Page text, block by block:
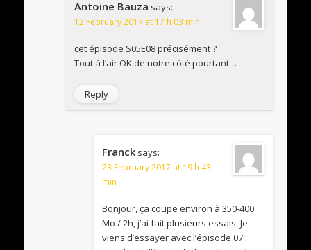
Antoine Bauza says:
12 February 2017 at 17 h 03 min
cet épisode S05E08 précisément ?
Tout à l’air OK de notre côté pourtant…
Reply
Franck says:
23 February 2017 at 19 h 43
min
Bonjour, ça coupe environ à 350-400
Mo / 2h, j’ai fait plusieurs essais. Je
viens d’essayer avec l’épisode 07 :